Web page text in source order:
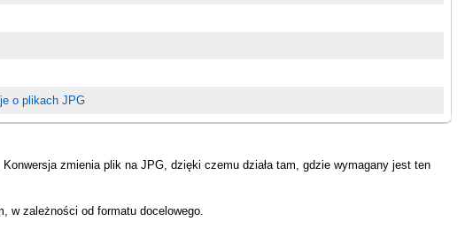
o plikach JPG
zmienia plik na JPG, dzięki czemu działa tam, gdzie wymagany jest ten
w zależności od formatu docelowego.